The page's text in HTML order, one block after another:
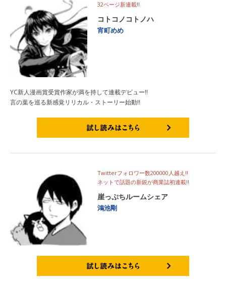
32ページ新連載!!
コトコノコトノハ
宵町めめ
YC新人漫画賞受賞作家が満を持して連載デビュー!!
言の葉を巡る新感覚リリカル・ストーリー始動!!
Twitterフォロワー数200000人越え!!
ネットで話題の新鋭が商業誌初連載!!
崖っぷちルームシェア
鴻池剛